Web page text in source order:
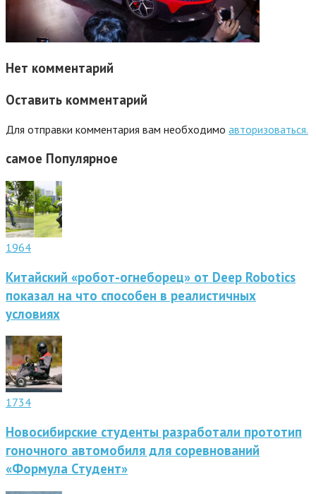
Нет комментарий
Оставить комментарий
Для отправки комментария вам необходимо авторизоваться.
самое Популярное
1964
Китайский «робот-огнеборец» от Deep Robotics
показал на что способен в реалистичных
условиях
1734
Новосибирские студенты разработали прототип
гоночного автомобиля для соревнований
«Формула Студент»